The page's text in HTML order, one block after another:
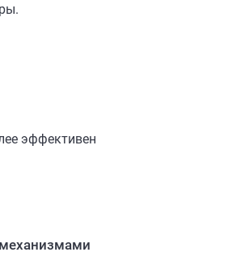
эффективен